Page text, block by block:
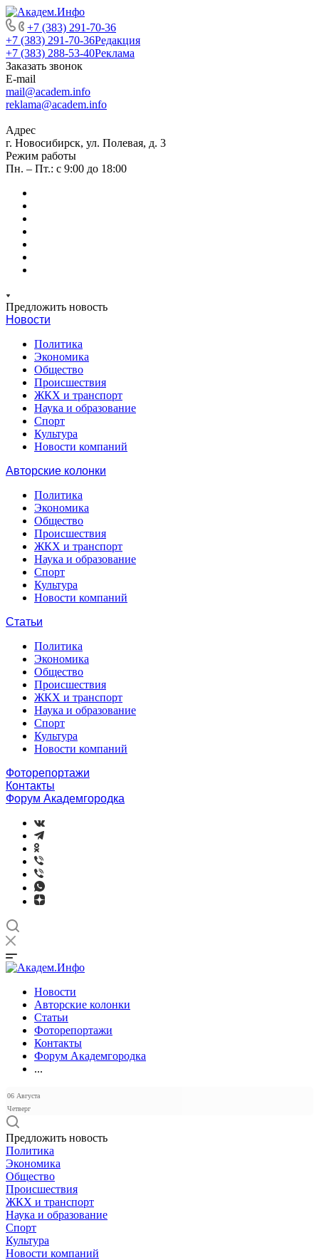
+7 (383) 291-70-36
+7 (383) 291-70-36Редакция
+7 (383) 288-53-40Реклама
Заказать звонок
E-mail
mail@academ.info
reklama@academ.info
Адрес
г. Новосибирск, ул. Полевая, д. 3
Режим работы
Пн. – Пт.: с 9:00 до 18:00
Предложить новость
Новости
Политика
Экономика
Общество
Происшествия
ЖКХ и транспорт
Наука и образование
Спорт
Культура
Новости компаний
Авторские колонки
Политика
Экономика
Общество
Происшествия
ЖКХ и транспорт
Наука и образование
Спорт
Культура
Новости компаний
Статьи
Политика
Экономика
Общество
Происшествия
ЖКХ и транспорт
Наука и образование
Спорт
Культура
Новости компаний
Фоторепортажи
Контакты
Форум Академгородка
Новости
Авторские колонки
Статьи
Фоторепортажи
Контакты
Форум Академгородка
...
06 Августа
Четверг
Предложить новость
Политика
Экономика
Общество
Происшествия
ЖКХ и транспорт
Наука и образование
Спорт
Культура
Новости компаний